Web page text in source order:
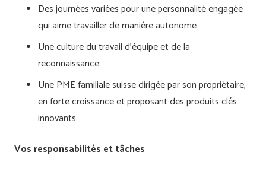
Des journées variées pour une personnalité engagée
qui aime travailler de manière autonome
Une culture du travail d’équipe et de la
reconnaissance
Une PME familiale suisse dirigée par son propriétaire,
en forte croissance et proposant des produits clés
innovants
Vos responsabilités et tâches